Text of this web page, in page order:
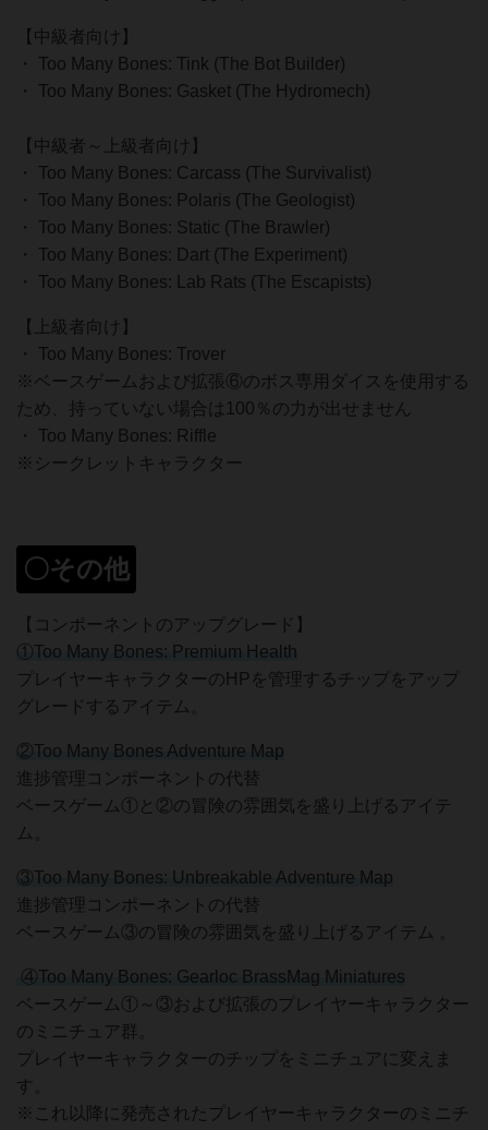
【中級者向け】
・ Too Many Bones: Tink (The Bot Builder)
・ Too Many Bones: Gasket (The Hydromech)
【中級者～上級者向け】
・ Too Many Bones: Carcass (The Survivalist)
・ Too Many Bones: Polaris (The Geologist)
・ Too Many Bones: Static (The Brawler)
・ Too Many Bones: Dart (The Experiment)
・ Too Many Bones: Lab Rats (The Escapists)
【上級者向け】
・ Too Many Bones: Trover
※ベースゲームおよび拡張⑥のボス専用ダイスを使用する
ため、持っていない場合は100％の力が出せません
・ Too Many Bones: Riffle
※シークレットキャラクター
〇その他
【コンポーネントのアップグレード】
①Too Many Bones: Premium Health
プレイヤーキャラクターのHPを管理するチップをアップ
グレードするアイテム。
②Too Many Bones Adventure Map
進捗管理コンポーネントの代替
ベースゲーム①と②の冒険の雰囲気を盛り上げるアイテ
ム。
③Too Many Bones: Unbreakable Adventure Map
進捗管理コンポーネントの代替
ベースゲーム③の冒険の雰囲気を盛り上げるアイテム 。
④Too Many Bones: Gearloc BrassMag Miniatures
ベースゲーム①～③および拡張のプレイヤーキャラクター
のミニチュア群。
プレイヤーキャラクターのチップをミニチュアに変えま
す。
※これ以降に発売されたプレイヤーキャラクターのミニチ